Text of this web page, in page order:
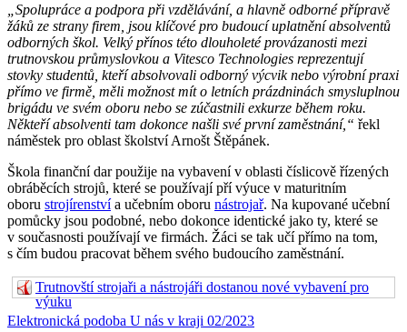
„Spolupráce a podpora při vzdělávání, a hlavně odborné přípravě
žáků ze strany firem, jsou klíčové pro budoucí uplatnění absolventů
odborných škol. Velký přínos této dlouholeté provázanosti mezi
trutnovskou průmyslovkou a Vitesco Technologies reprezentují
stovky studentů, kteří absolvovali odborný výcvik nebo výrobní praxi
přímo ve firmě, měli možnost mít o letních prázdninách smysluplnou
brigádu ve svém oboru nebo se zúčastnili exkurze během roku.
Někteří absolventi tam dokonce našli své první zaměstnání,“ řekl
náměstek pro oblast školství Arnošt Štěpánek.
Škola finanční dar použije na vybavení v oblasti číslicově řízených
obráběcích strojů, které se používají pří výuce v maturitním
oboru strojírenstvía učebním oboru nástrojař. Na kupované učební
pomůcky jsou podobné, nebo dokonce identické jako ty, které se
v současnosti používají ve firmách. Žáci se tak učí přímo na tom,
s čím budou pracovat během svého budoucího zaměstnání.
Trutnovští strojaři a nástrojáři dostanou nové vybavení pro
výuku
Elektronická podoba U nás v kraji 02/2023